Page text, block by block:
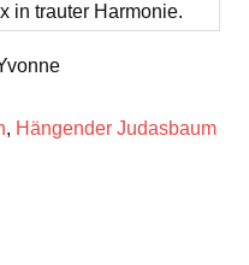
in trauter Harmonie.
, Hängender Judasbaum